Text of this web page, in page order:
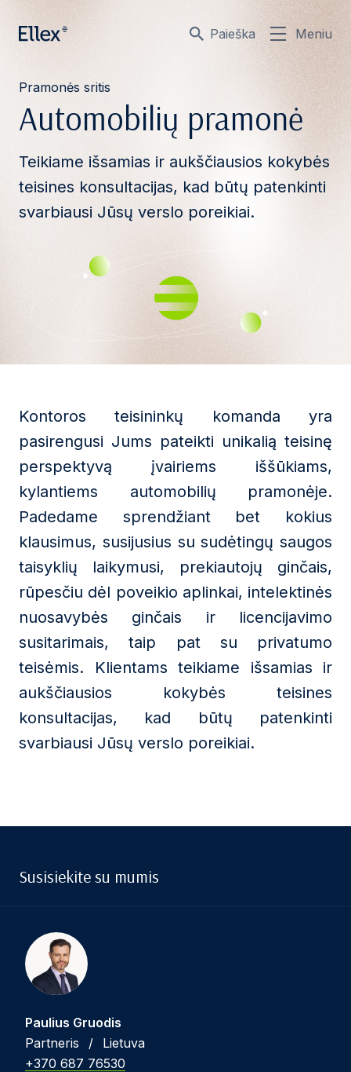
Paieška Meniu
Pramonės sritis
Automobilių pramonė
Teikiame išsamias ir aukščiausios kokybės
teisines konsultacijas, kad būtų patenkinti
svarbiausi Jūsų verslo poreikiai.
Kontoros teisininkų komanda yra
pasirengusi Jums pateikti unikalią teisinę
perspektyvą įvairiems iššūkiams,
kylantiems automobilių pramonėje.
Padedame sprendžiant bet kokius
klausimus, susijusius su sudėtingų saugos
taisyklių laikymusi, prekiautojų ginčais,
rūpesčiu dėl poveikio aplinkai, intelektinės
nuosavybės ginčais ir licencijavimo
susitarimais, taip pat su privatumo
teisėmis. Klientams teikiame išsamias ir
aukščiausios kokybės teisines
konsultacijas, kad būtų patenkinti
svarbiausi Jūsų verslo poreikiai.
Susisiekite su mumis
Paulius Gruodis
Partneris
/
Lietuva
+370 687 76530